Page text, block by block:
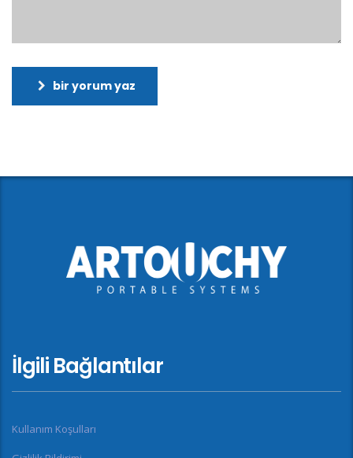
bir yorum yaz
İlgili Bağlantılar
Kullanım Koşulları